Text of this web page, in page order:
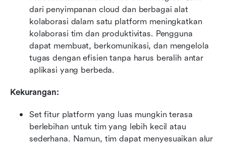
dari penyimpanan cloud dan berbagai alat
kolaborasi dalam satu platform meningkatkan
kolaborasi tim dan produktivitas. Pengguna
dapat membuat, berkomunikasi, dan mengelola
tugas dengan efisien tanpa harus beralih antar
aplikasi yang berbeda.
Kekurangan:
Set fitur platform yang luas mungkin terasa
berlebihan untuk tim yang lebih kecil atau
sederhana. Namun, tim dapat menyesuaikan alur